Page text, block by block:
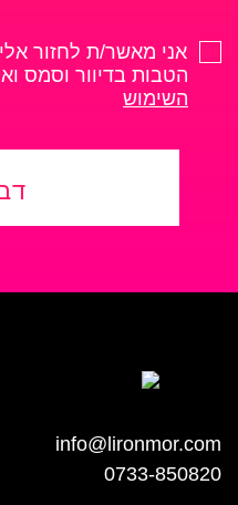
אני מאשר/ת לחזור
הטבות בדיוור וסמס
השימוש
info@lironmor.com
0733-850820